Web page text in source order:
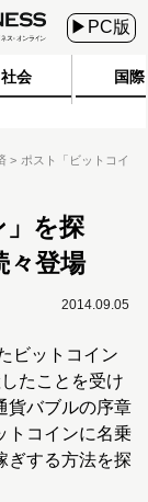
▶PC版
社会 国際
ポスト「ビットコイ
を探
々登場
2014.09.05
ビットコイン
たことを受け
バブルの序章
コインに名乗
ぎする方法を探